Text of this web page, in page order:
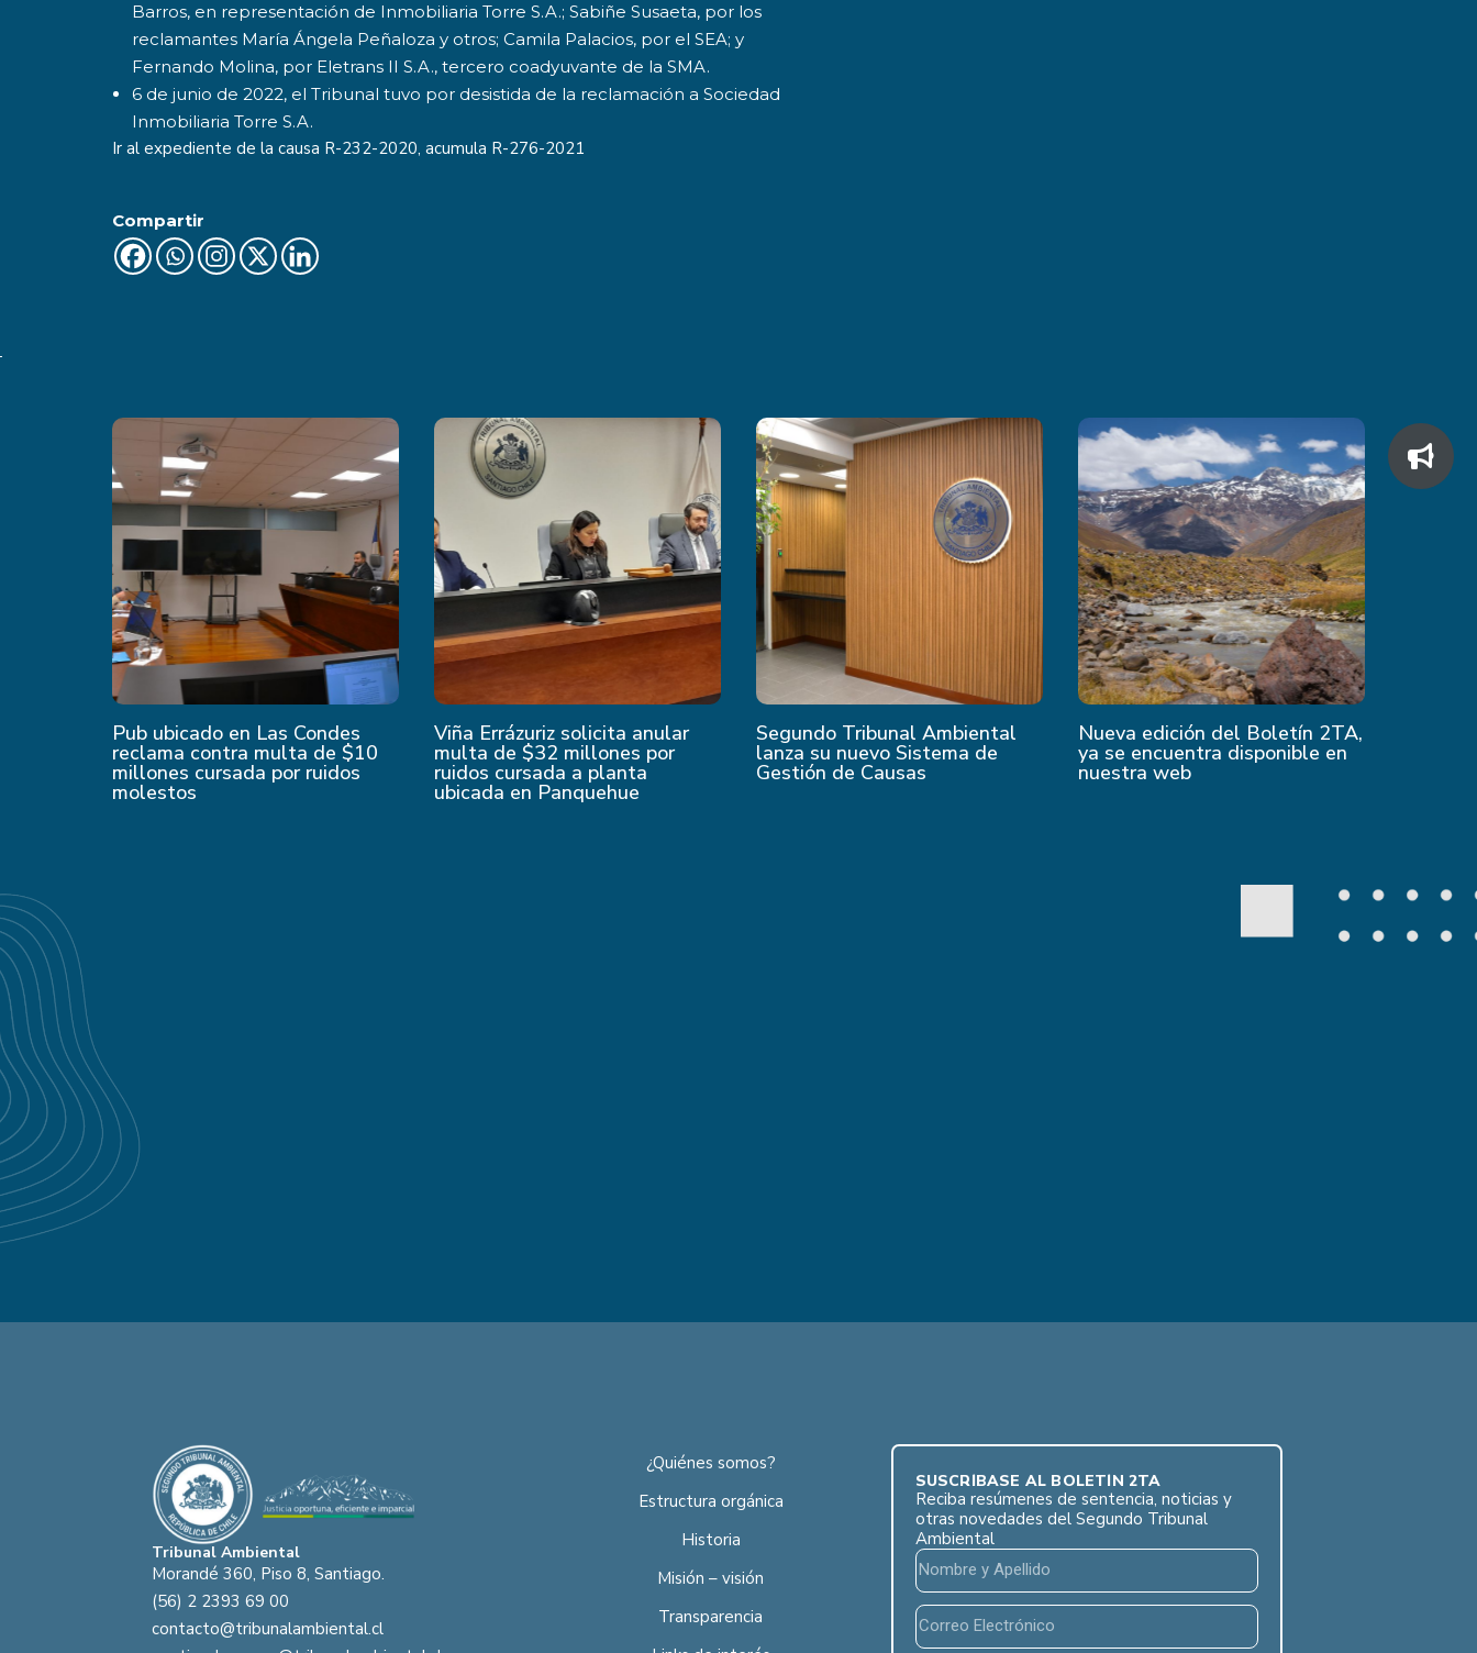
Barros, en representación de Inmobiliaria Torre S.A.; Sabiñe Susaeta, por los
reclamantes María Ángela Peñaloza y otros; Camila Palacios, por el SEA; y
Fernando Molina, por Eletrans II S.A., tercero coadyuvante de la SMA.
6 de junio de 2022, el Tribunal tuvo por desistida de la reclamación a Sociedad
Inmobiliaria Torre S.A.
Ir al expediente de la causa R-232-2020, acumula R-276-2021
Compartir
Pub ubicado en Las Condes
reclama contra multa de $10
millones cursada por ruidos
molestos
Viña Errázuriz solicita anular
multa de $32 millones por
ruidos cursada a planta
ubicada en Panquehue
Segundo Tribunal Ambiental
lanza su nuevo Sistema de
Gestión de Causas
Nueva edición del Boletín 2TA,
ya se encuentra disponible en
nuestra web
Tribunal Ambiental
Morandé 360, Piso 8, Santiago.
(56) 2 2393 69 00
contacto@tribunalambiental.cl
¿Quiénes somos?
Estructura orgánica
Historia
Misión – visión
Transparencia
SUSCRÍBASE AL BOLETÍN 2TA
Reciba resúmenes de sentencia, noticias y
otras novedades del Segundo Tribunal
Ambiental